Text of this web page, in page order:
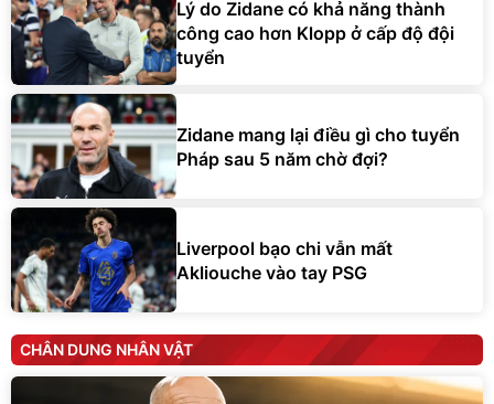
Lý do Zidane có khả năng thành
công cao hơn Klopp ở cấp độ đội
tuyển
Zidane mang lại điều gì cho tuyển
Pháp sau 5 năm chờ đợi?
Liverpool bạo chi vẫn mất
Akliouche vào tay PSG
CHÂN DUNG NHÂN VẬT